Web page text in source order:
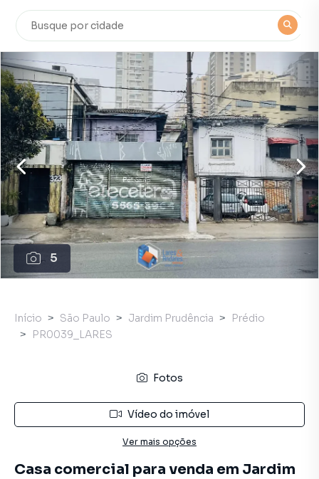
5
Início São Paulo Jardim Prudência
Prédio
PR0039_LARES
Fotos
Vídeo do imóvel
Ver mais opções
Casa comercial para venda em Jardim